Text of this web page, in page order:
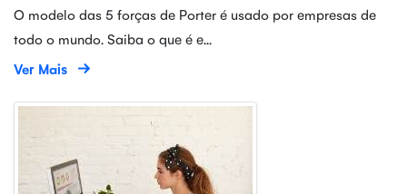
O modelo das 5 forças de Porter é usado por empresas de
todo o mundo. Saiba o que é e...
Ver Mais